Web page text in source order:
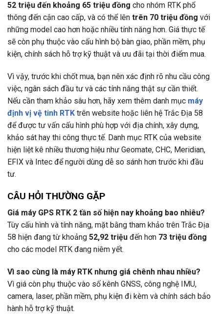
52 triệu đến khoảng 65 triệu đồng cho nhóm RTK phổ
thông đến cận cao cấp, và có thể lên trên 70 triệu đồng với
những model cao hơn hoặc nhiều tính năng hơn. Giá thực tế
sẽ còn phụ thuộc vào cấu hình bộ bàn giao, phần mềm, phụ
kiện, chính sách hỗ trợ kỹ thuật và ưu đãi tại thời điểm mua.
Vì vậy, trước khi chốt mua, bạn nên xác định rõ nhu cầu công
việc, ngân sách đầu tư và các tính năng thật sự cần thiết.
Nếu cần tham khảo sâu hơn, hãy xem thêm danh mục máy
định vị vệ tinh RTK trên website hoặc liên hệ Trắc Địa 58
để được tư vấn cấu hình phù hợp với địa chính, xây dựng,
khảo sát hay thi công thực tế. Danh mục RTK của website
hiện liệt kê nhiều thương hiệu như Geomate, CHC, Meridian,
EFIX và Intec để người dùng dễ so sánh hơn trước khi đầu
tư.
CÂU HỎI THƯỜNG GẶP
Giá máy GPS RTK 2 tần số hiện nay khoảng bao nhiêu?
Tùy cấu hình và tính năng, mặt bằng tham khảo trên Trắc Địa
58 hiện đang từ khoảng 52,92 triệu đến hơn 73 triệu đồng
cho các model RTK đang niêm yết.
Vì sao cùng là máy RTK nhưng giá chênh nhau nhiều?
Vì giá còn phụ thuộc vào số kênh GNSS, công nghệ IMU,
camera, laser, phần mềm, phụ kiện đi kèm và chính sách bảo
hành hỗ trợ kỹ thuật.